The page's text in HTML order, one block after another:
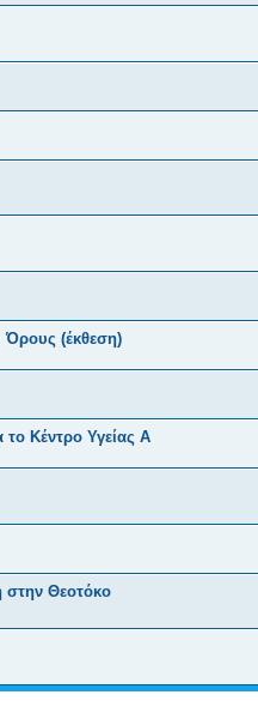
Όρους (έκθεση)
Κέντρο Υγείας Α
στην Θεοτόκο